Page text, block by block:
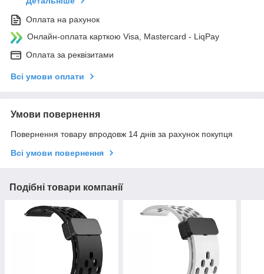
Оплата на рахунок
Онлайн-оплата карткою Visa, Mastercard - LiqPay
Оплата за реквізитами
Всі умови оплати
Умови повернення
Повернення товару впродовж 14 днів за рахунок покупця
Всі умови повернення
Подібні товари компанії